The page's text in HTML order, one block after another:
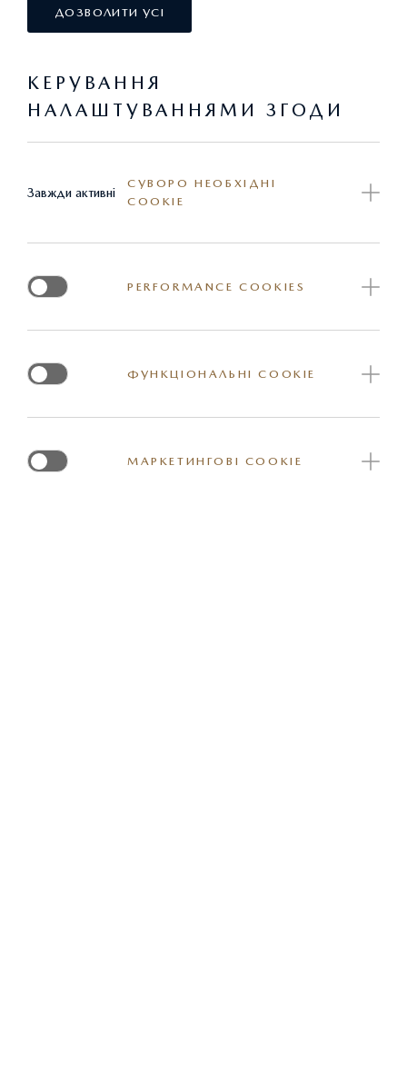
КИЛИМ ДЛЯ БАГАЖНИКА З ФУНКЦІЄЮ
ЗАХИСТУ ЗАДНЬОГО БАМПЕРА
Килимок для багажнику з металевим логотипом "CX-30"
автомобілів без BOSE.
Артикул: DFR5V0381
ДОЗВОЛИТИ УСІ
КЕРУВАННЯ
НАЛАШТУВАННЯМИ ЗГОДИ
Завжди активні
СУВОРО НЕОБХІДНІ
COOKIE
PERFORMANCE COOKIES
ФУНКЦІОНАЛЬНІ COOKIE
МАРКЕТИНГОВІ COOKIE